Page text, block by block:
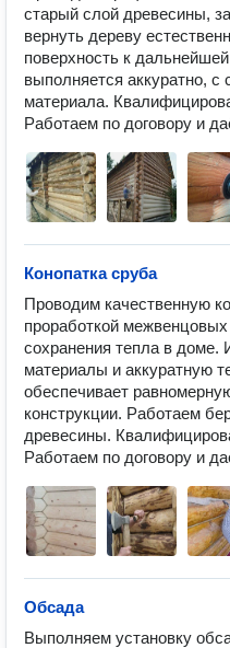
старый слой древесины,
вернуть дереву
поверхность к
выполняется аккуратно, с
материала.
Работаем по договору и
Конопатка сруба
Проводим качественную
проработкой
сохранения тепла в доме.
материалы и аккуратную
обеспечивает
конструкции. Работаем
древесины.
Работаем по договору и
Обсада
Выполняем установку